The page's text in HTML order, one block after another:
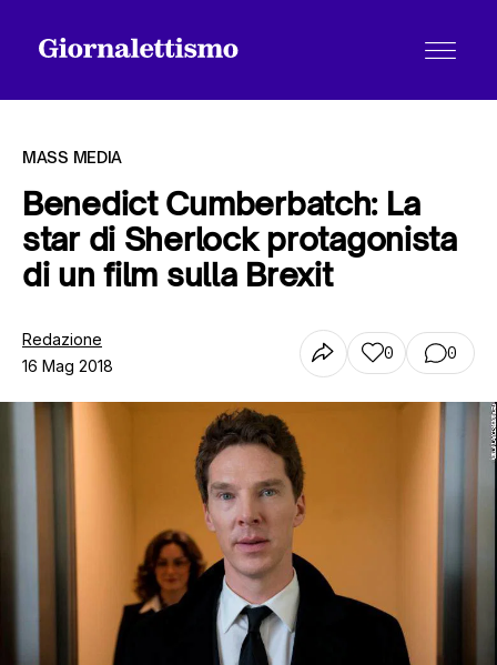
Tutti gli articoli
Chi siamo
Contatti
MASS MEDIA
Benedict Cumberbatch: La
star di Sherlock protagonista
di un film sulla Brexit
Redazione
16 Mag 2018
0 0